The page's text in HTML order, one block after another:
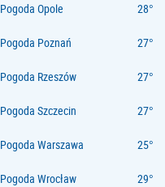
Pogoda Opole
Pogoda Poznań
Pogoda Rzeszów
Pogoda Szczecin
Pogoda Warszawa
Pogoda Wrocław